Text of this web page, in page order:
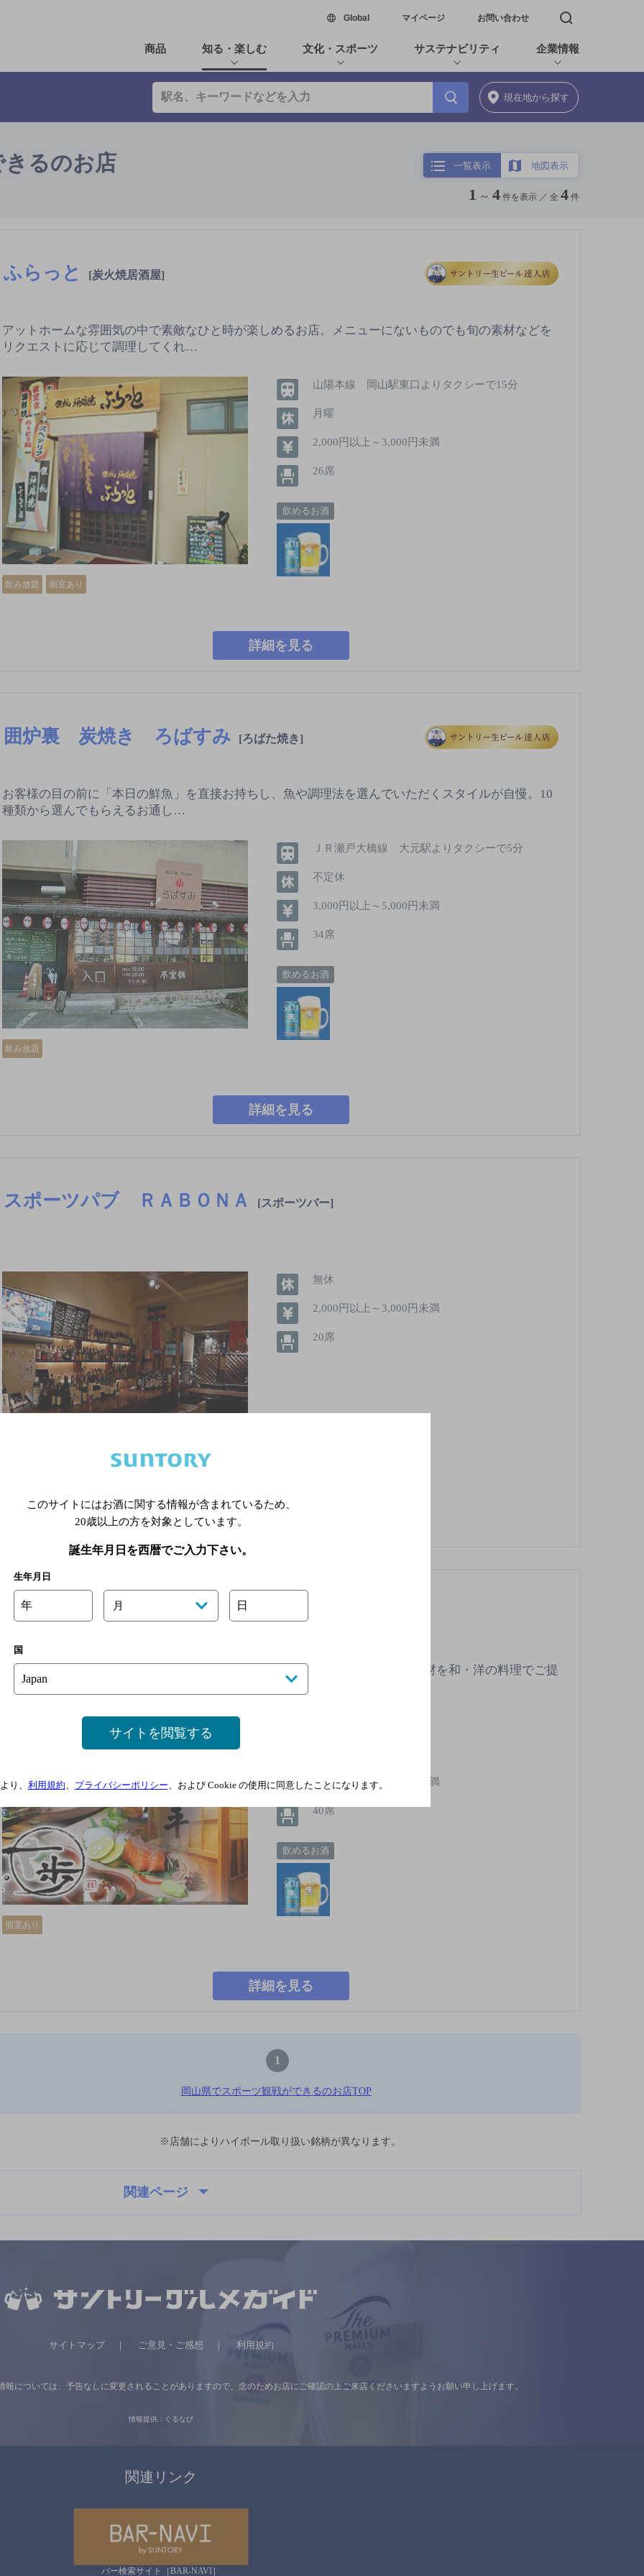
Global新しいウィンドウで開く
マイページ お問い合わせ 検索窓を開く
商品 知る・楽しむ 文化・スポーツ サステナビリティ 企業情報
現在地から探す
きるのお店 一覧表示 地図表示
1 ～ 4 件を表示 ／ 全 4 件
ふらっと [炭火焼居酒屋]
アットホームな雰囲気の中で素敵なひと時が楽しめるお店。メニューにないものでも旬の素材などを
リクエストに応じて調理してくれ…
飲み放題 個室あり
山陽本線 岡山駅東口よりタクシーで15分
月曜
2,000円以上～3,000円未満
26席
飲めるお酒
詳細を見る
囲炉裏 炭焼き ろばすみ [ろばた焼き]
お客様の目の前に「本日の鮮魚」を直接お持ちし、魚や調理法を選んでいただくスタイルが自慢。10
種類から選んでもらえるお通し…
飲み放題
ＪＲ瀬戸大橋線 大元駅よりタクシーで5分
不定休
3,000円以上～5,000円未満
34席
飲めるお酒
詳細を見る
スポーツパブ ＲＡＢＯＮＡ [スポーツバー]
無休
2,000円以上～3,000円未満
20席
隠れ家食堂 一歩
【岡山駅より徒歩約6分】雑居ビルにひっそり佇む隠れ家食堂目利きした旬食材を和・洋の料理でご提
供岡山の地酒と共…
個室あり
3,000円以上～5,000円未満
40席
飲めるお酒
詳細を見る
1
岡山県でスポーツ観戦ができるのお店TOP
※店舗によりハイボール取り扱い銘柄が異なります。
関連ページ
サイトマップ ご意見・ご感想 利用規約
については、 予告なしに変更されることがありますので、 念のためお店にご確認の上ご来店くださいますようお願い申し上げます。
情報提供：ぐるなび
関連リンク
バー検索サイト［BAR-NAVI］
このサイトにはお酒に関する情報が含まれているため、
20歳以上の方を対象としています。
誕生年月日を西暦でご入力下さい。
生年月日
年 月 日
国
サイトを閲覧する
り、 利用規約、 プライバシーポリシー、および Cookie の使用に同意したことになります。